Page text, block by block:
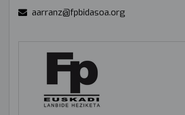
aarranz@fpbidasoa.org